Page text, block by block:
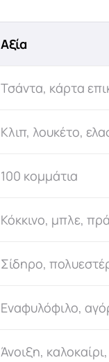
Αξία
Τσάντα, κάρτα
Κλιπ, λουκέτο,
100 κομμάτια
Κόκκινο, μπλε,
Σίδηρο,
Εναφυλόφιλο,
Άνοιξη,